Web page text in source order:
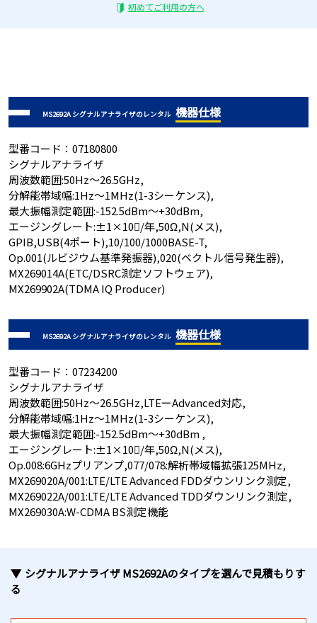
初めてご利用の方へ
MS2692A シグナルアナライザのレンタル 機器仕様
型番コード：07180800
シグナルアナライザ
周波数範囲:50Hz～26.5GHz,
分解能帯域幅:1Hz～1MHz(1-3シーケンス),
最大振幅測定範囲:-152.5dBm～+30dBm,
エージングレート:±1×10/年,50Ω,N(メス),
GPIB,USB(4ポート),10/100/1000BASE-T,
Op.001(ルビジウム基準発振器),020(ベクトル信号発生器),
MX269014A(ETC/DSRC測定ソフトウェア),
MX269902A(TDMA IQ Producer)
MS2692A シグナルアナライザのレンタル 機器仕様
型番コード：07234200
シグナルアナライザ
周波数範囲:50Hz～26.5GHz,LTEーAdvanced対応,
分解能帯域幅:1Hz～1MHz(1-3シーケンス),
最大振幅測定範囲:-152.5dBm～+30dBm ,
エージングレート:±1×10/年,50Ω,N(メス),
Op.008:6GHzプリアンプ,077/078:解析帯域幅拡張125MHz,
MX269020A/001:LTE/LTE Advanced FDDダウンリンク測定,
MX269022A/001:LTE/LTE Advanced TDDダウンリンク測定,
MX269030A:W-CDMA BS測定機能
シグナルアナライザ MS2692Aのタイプを選んで見積もりす
る